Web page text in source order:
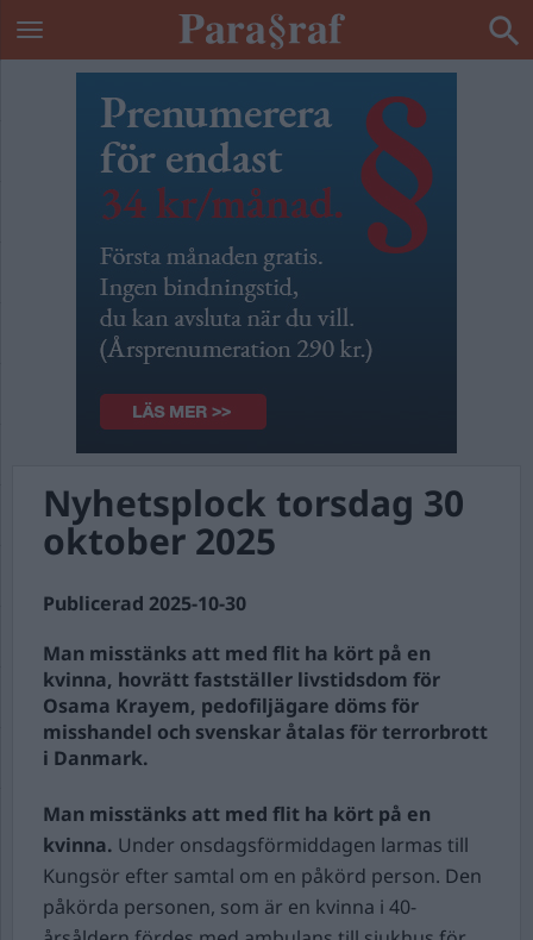
Nyhetsplock torsdag 30
oktober 2025
Publicerad 2025-10-30
Man misstänks att med flit ha kört på en
kvinna, hovrätt fastställer livstidsdom för
Osama Krayem, pedofiljägare döms för
misshandel och svenskar åtalas för terrorbrott
i Danmark.
Man misstänks att med flit ha kört på en
kvinna. Under onsdagsförmiddagen larmas till
Kungsör efter samtal om en påkörd person. Den
påkörda personen, som är en kvinna i 40-